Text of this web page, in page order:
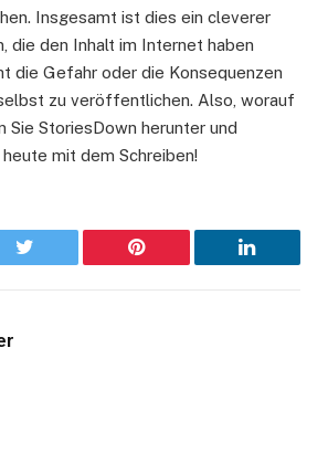
Insgesamt ist dies ein cleverer
die den Inhalt im Internet haben
die Gefahr oder die Konsequenzen
zu veröffentlichen. Also, worauf
Sie StoriesDown herunter und
mit dem Schreiben!
Twitter Pinterest LinkedIn